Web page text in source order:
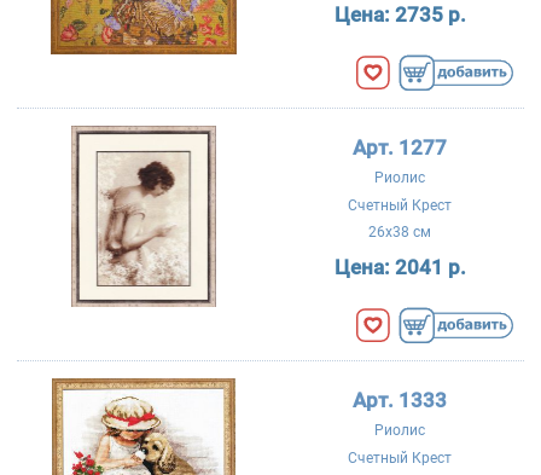
Цена: 2735 р.
Арт. 1277
Риолис
Счетный Крест
26x38 см
Цена: 2041 р.
Арт. 1333
Риолис
Счетный Крест